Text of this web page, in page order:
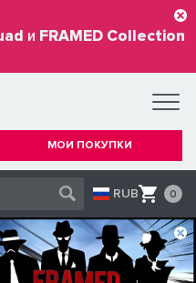
и FRAMED Collection
МОИ ПОКУПКИ
RUB 0